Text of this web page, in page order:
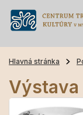
Hlavná stránka